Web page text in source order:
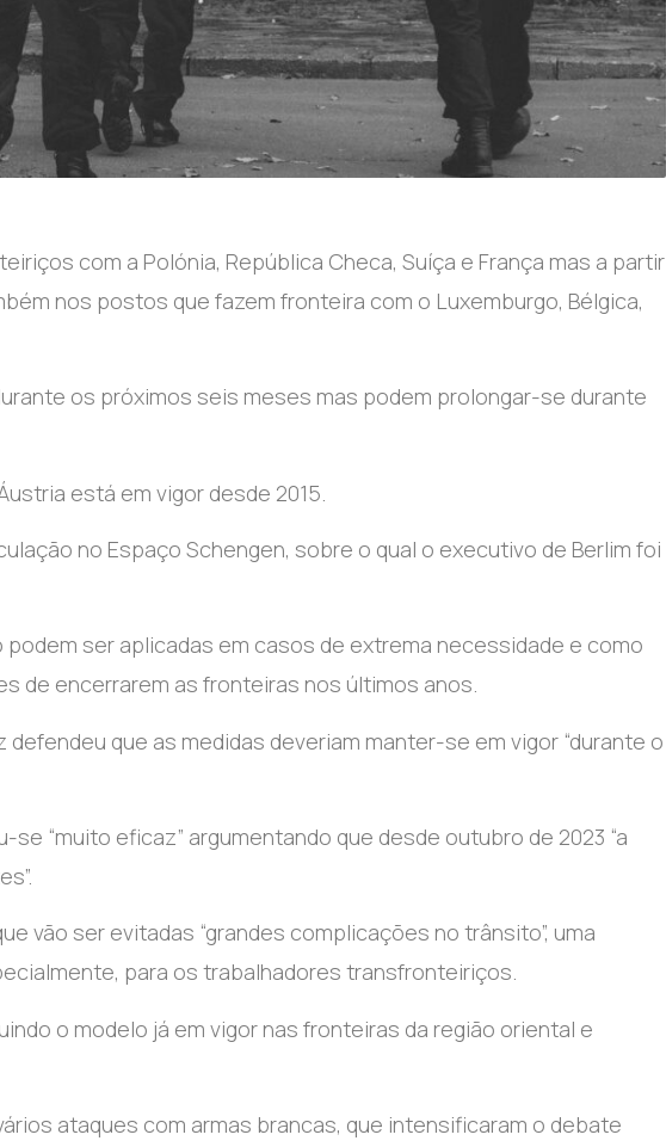
com a Polónia, República Checa, Suíça e França mas a partir
nos postos que fazem fronteira com o Luxemburgo, Bélgica,
os próximos seis meses mas podem prolongar-se durante
está em vigor desde 2015.
no Espaço Schengen, sobre o qual o executivo de Berlim foi
ser aplicadas em casos de extrema necessidade e como
de encerrarem as fronteiras nos últimos anos.
que as medidas deveriam manter-se em vigor “durante o
“muito eficaz” argumentando que desde outubro de 2023 “a
vão ser evitadas “grandes complicações no trânsito”, uma
para os trabalhadores transfronteiriços.
o modelo já em vigor nas fronteiras da região oriental e
ataques com armas brancas, que intensificaram o debate